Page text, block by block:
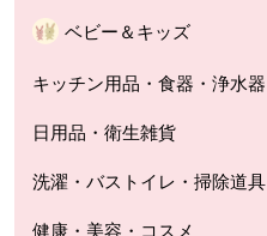
ベビー＆キッズ
キッチン用品・食器・浄水器
日用品・衛生雑貨
洗濯・バストイレ・掃除道具
健康・美容・コスメ